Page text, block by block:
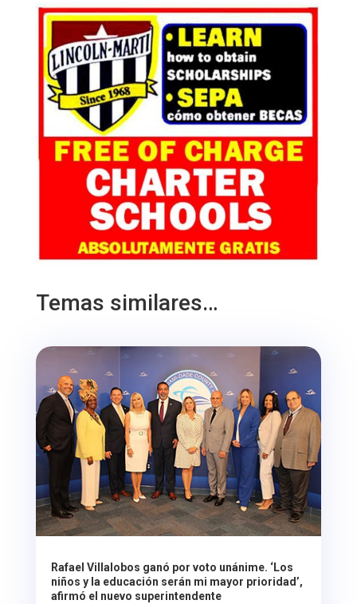
Temas similares…
Rafael Villalobos ganó por voto unánime. ‘Los
niños y la educación serán mi mayor prioridad’,
afirmó el nuevo superintendente